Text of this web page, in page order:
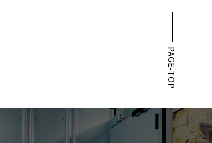
PAGE-TOP